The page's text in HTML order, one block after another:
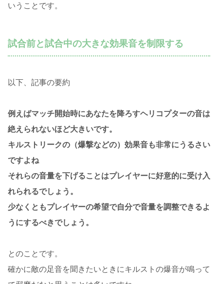
いうことです。
試合前と試合中の大きな効果音を制限する
以下、記事の要約
例えばマッチ開始時にあなたを降ろすヘリコプターの音は
絶えられないほど大きいです。
キルストリークの（爆撃などの）効果音も非常にうるさい
ですよね
それらの音量を下げることはプレイヤーに好意的に受け入
れられるでしょう。
少なくともプレイヤーの希望で自分で音量を調整できるよ
うにするべきでしょう。
とのことです。
確かに敵の足音を聞きたいときにキルストの爆音が鳴って